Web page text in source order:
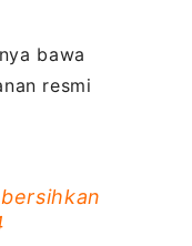
bawa
resmi